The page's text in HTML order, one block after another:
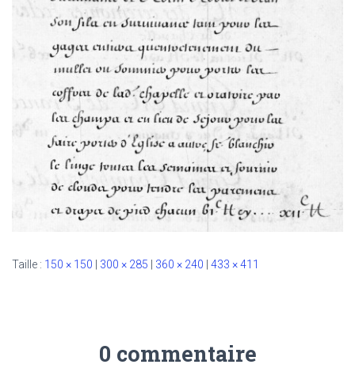
Taille : 150 × 150 300 × 285 360 × 240 433 × 411
0 commentaire